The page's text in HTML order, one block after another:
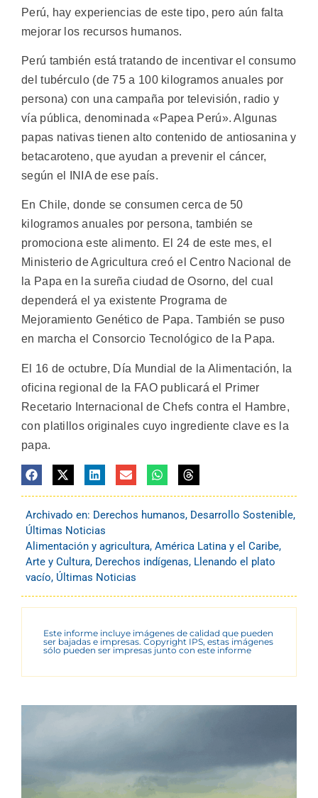
Perú, hay experiencias de este tipo, pero aún falta
mejorar los recursos humanos.
Perú también está tratando de incentivar el consumo
del tubérculo (de 75 a 100 kilogramos anuales por
persona) con una campaña por televisión, radio y
vía pública, denominada «Papea Perú». Algunas
papas nativas tienen alto contenido de antiosanina y
betacaroteno, que ayudan a prevenir el cáncer,
según el INIA de ese país.
En Chile, donde se consumen cerca de 50
kilogramos anuales por persona, también se
promociona este alimento. El 24 de este mes, el
Ministerio de Agricultura creó el Centro Nacional de
la Papa en la sureña ciudad de Osorno, del cual
dependerá el ya existente Programa de
Mejoramiento Genético de Papa. También se puso
en marcha el Consorcio Tecnológico de la Papa.
El 16 de octubre, Día Mundial de la Alimentación, la
oficina regional de la FAO publicará el Primer
Recetario Internacional de Chefs contra el Hambre,
con platillos originales cuyo ingrediente clave es la
papa.
Archivado en: Derechos humanos, Desarrollo Sostenible,
Últimas Noticias
Alimentación y agricultura, América Latina y el Caribe,
Arte y Cultura, Derechos indígenas, Llenando el plato
vacío, Últimas Noticias
Este informe incluye imágenes de calidad que pueden
ser bajadas e impresas. Copyright IPS, estas imágenes
sólo pueden ser impresas junto con este informe